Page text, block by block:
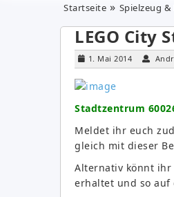
Startseite Spielzeug &
LEGO City
1. Mai 2014
Stadtzentrum
Meldet ihr euch
gleich mit dieser
Alternativ könnt ihr
erhaltet und so auf